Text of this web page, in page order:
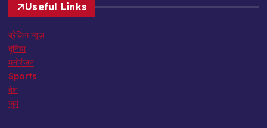
Useful Links
ब्रेकिंग न्यूज़
दुनिया
मनोरंजन
Sports
देश
जुर्म